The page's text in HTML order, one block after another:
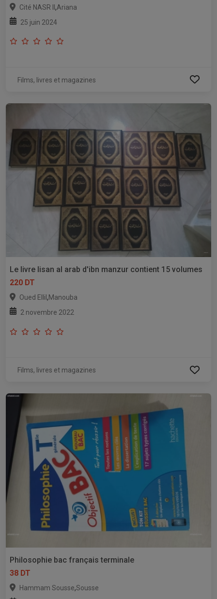
Cité NASR II ,Ariana
25 juin 2024
Films, livres et magazines
Le livre lisan al arab d'ibn manzur contient 15 volumes
220 DT
Oued Ellil ,Manouba
2 novembre 2022
Films, livres et magazines
Philosophie bac français terminale
38 DT
Hammam Sousse,Sousse